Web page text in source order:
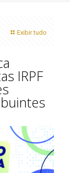
Exibir tudo
IRPF